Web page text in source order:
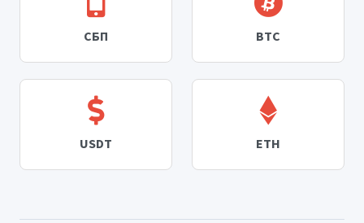
СБП BTC
USDT ETH